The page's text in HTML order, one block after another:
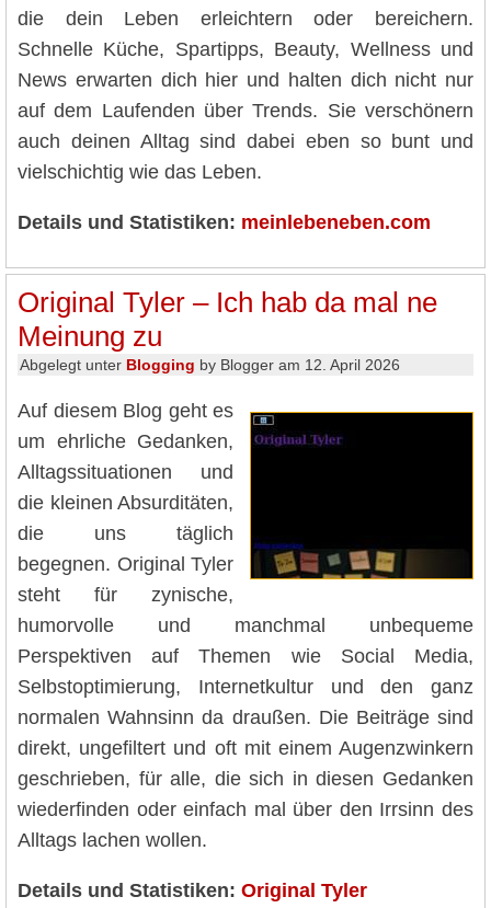
die dein Leben erleichtern oder bereichern.
Schnelle Küche, Spartipps, Beauty, Wellness und
News erwarten dich hier und halten dich nicht nur
auf dem Laufenden über Trends. Sie verschönern
auch deinen Alltag sind dabei eben so bunt und
vielschichtig wie das Leben.
Details und Statistiken: meinlebeneben.com
Original Tyler – Ich hab da mal ne
Meinung zu
Abgelegt unter Blogging by Blogger am 12. April 2026
Auf diesem Blog geht es
um ehrliche Gedanken,
Alltagssituationen und
die kleinen Absurditäten,
die uns täglich
begegnen. Original Tyler
steht für zynische,
humorvolle und manchmal unbequeme
Perspektiven auf Themen wie Social Media,
Selbstoptimierung, Internetkultur und den ganz
normalen Wahnsinn da draußen. Die Beiträge sind
direkt, ungefiltert und oft mit einem Augenzwinkern
geschrieben, für alle, die sich in diesen Gedanken
wiederfinden oder einfach mal über den Irrsinn des
Alltags lachen wollen.
Details und Statistiken: Original Tyler